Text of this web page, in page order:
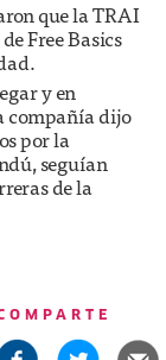
que la TRAI
Free Basics
y en
compañía dijo
por la
seguían
de la